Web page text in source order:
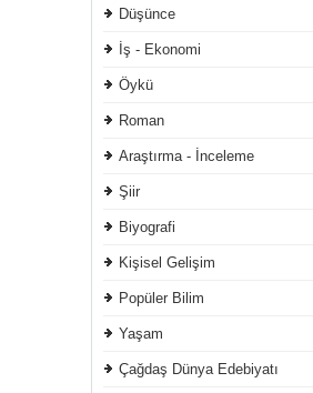
Düşünce
İş - Ekonomi
Öykü
Roman
Araştırma - İnceleme
Şiir
Biyografi
Kişisel Gelişim
Popüler Bilim
Yaşam
Çağdaş Dünya Edebiyatı